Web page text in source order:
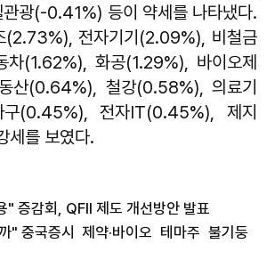
광(-0.41%) 등이 약세를 나타냈다.
(2.73%), 전자기기(2.09%), 비철금
차(1.62%), 화공(1.29%), 바이오제
산(0.64%), 철강(0.58%), 의료기
(0.45%), 전자IT(0.45%), 제지
세를 보였다.
" 증감회, QFII 제도 개선방안 발표
" 중국증시 제약·바이오 테마주 불기둥